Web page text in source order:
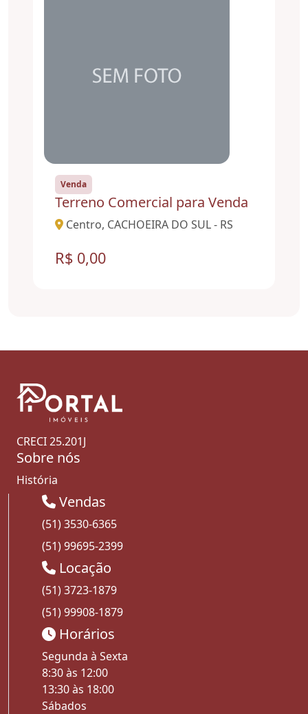
Venda
Terreno Comercial para Venda
Centro, CACHOEIRA DO SUL - RS
R$ 0,00
CRECI 25.201J
Sobre nós
História
Vendas
(51) 3530-6365
(51) 99695-2399
Locação
(51) 3723-1879
(51) 99908-1879
Horários
Segunda à Sexta
8:30 às 12:00
13:30 às 18:00
Sábados